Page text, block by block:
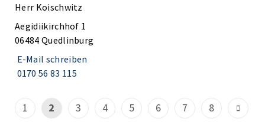
Herr Koischwitz
Aegidiikirchhof 1
06484 Quedlinburg
E-Mail schreiben
0170 56 83 115
1 2 3 4 5 6 7 8